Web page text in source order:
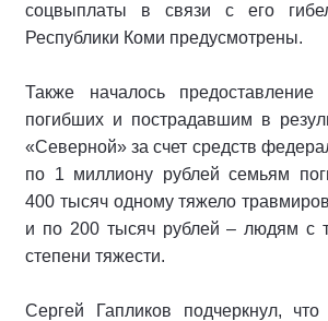
соцвыплаты в связи с его
Республики Коми предусмотрены.
Также началось
погибших и пострадавшим в
«Северной» за счет средств
по 1 миллиону рублей семьям
400 тысяч одному тяжело
и по 200 тысяч рублей – людям с
степени тяжести.
Сергей Гапликов подчеркнул, что